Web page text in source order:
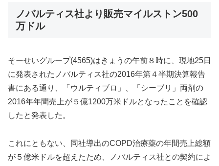
ノバルティス社より販売マイルストン500
万ドル
そーせいグループ(4565)はきょうの午前８時に、現地25日
に発表されたノバルティス社の2016年第４半期決算報告
書にある通り、「ウルティブロ」、「シーブリ」両剤の
2016年年間売上が５億1200万米ドルとなったことを確認
したと発表した。
これにともない、同社導出のCOPD治療薬の年間売上総額
が５億米ドルを超えたため、ノバルティス社との契約によ